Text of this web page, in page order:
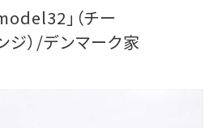
」（チー
ジ）/デンマーク家